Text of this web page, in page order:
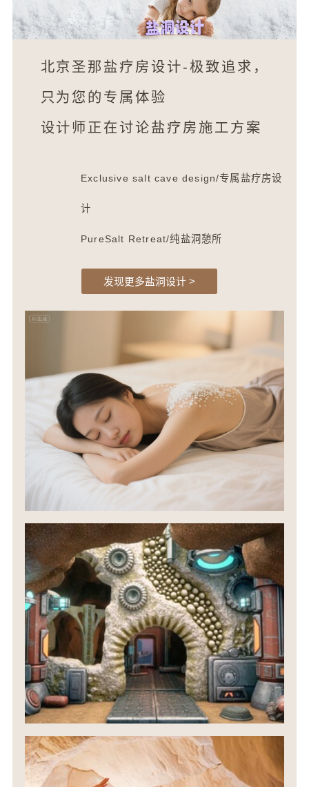
北京圣那盐疗房设计-极致追求，
只为您的专属体验
设计师正在讨论盐疗房施工方案
Exclusive salt cave design/专属盐疗房设
计
PureSalt Retreat/纯盐洞憩所
发现更多盐洞设计 >